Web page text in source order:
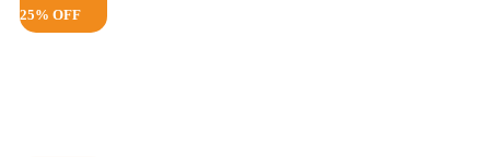
25% OFF